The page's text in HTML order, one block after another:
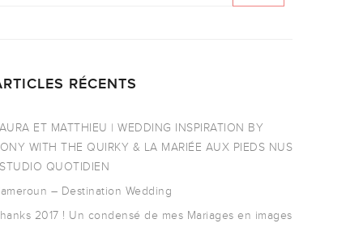
RÉCENTS
ET MATTHIEU | WEDDING INSPIRATION BY
WITH THE QUIRKY & LA MARIÉE AUX PIEDS NUS
QUOTIDIEN
– Destination Wedding
2017 ! Un condensé de mes Mariages en images